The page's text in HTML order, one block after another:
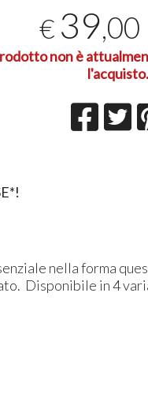
€ 39,00
non è
l'acquisto.
nella forma
Disponibile in 4